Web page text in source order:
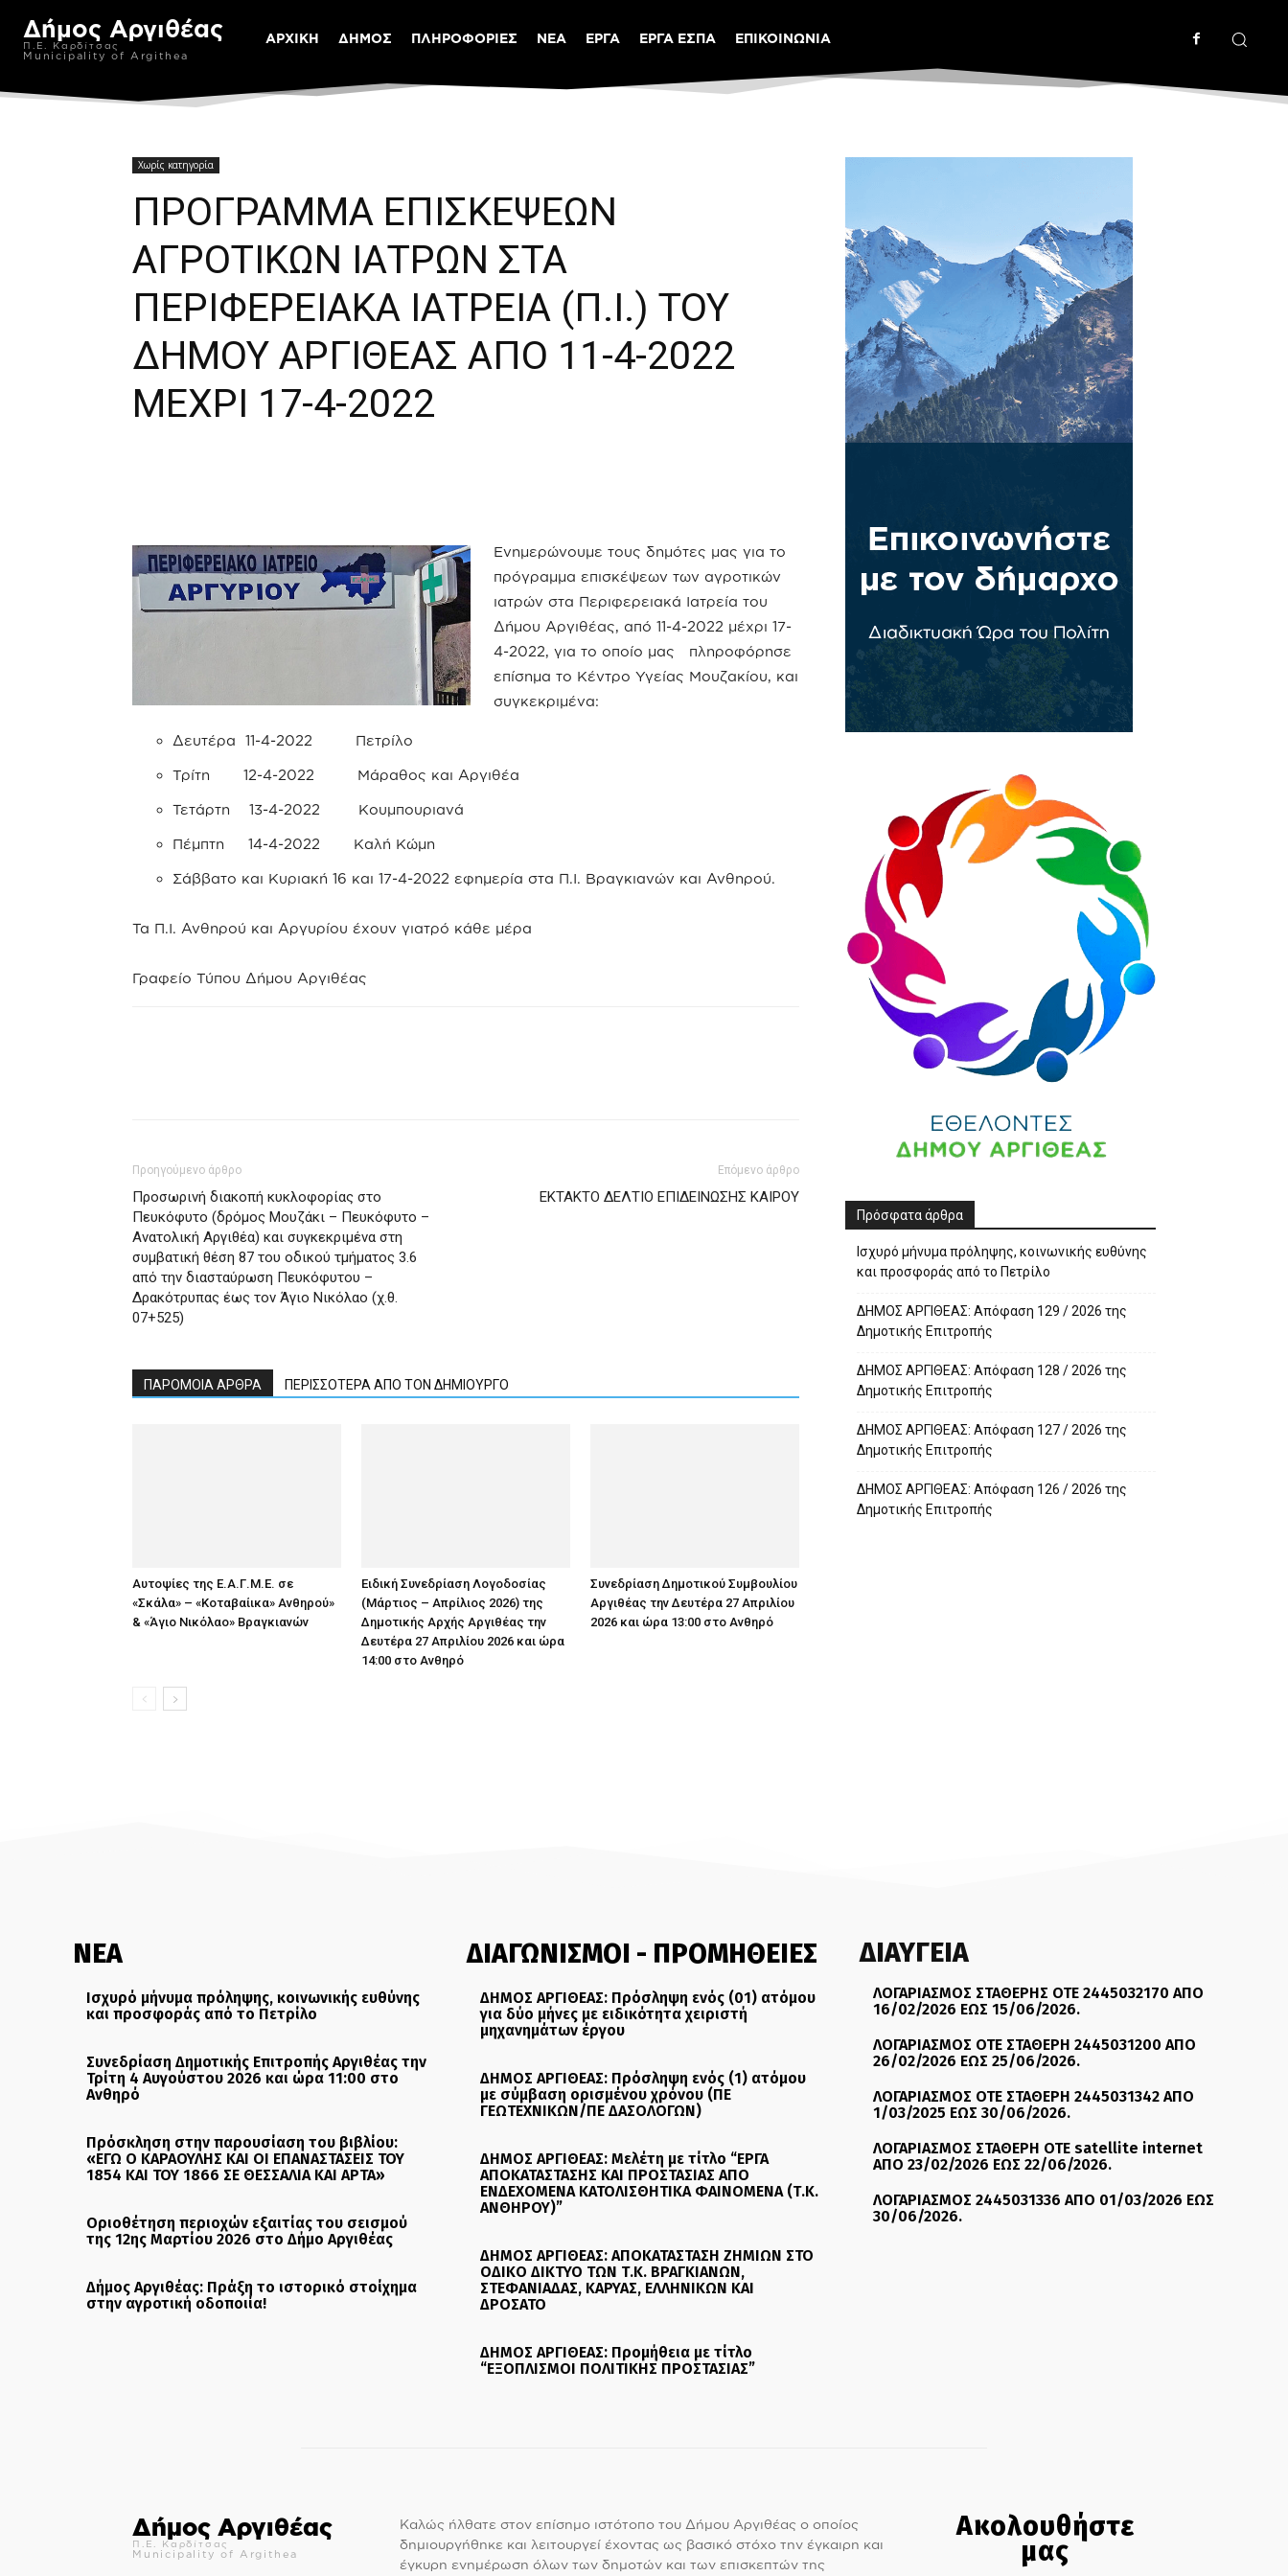
Δήμος Αργιθέας
Π.Ε. Καρδίτσας
Municipality of Argithea
ΑΡΧΙΚΗ ΔΗΜΟΣ ΠΛΗΡΟΦΟΡΙΕΣ ΝΕΑ ΕΡΓΑ ΕΡΓΑ ΕΣΠΑ ΕΠΙΚΟΙΝΩΝΙΑ
Χωρίς κατηγορία
ΠΡΟΓΡΑΜΜΑ ΕΠΙΣΚΕΨΕΩΝ
ΑΓΡΟΤΙΚΩΝ ΙΑΤΡΩΝ ΣΤΑ
ΠΕΡΙΦΕΡΕΙΑΚΑ ΙΑΤΡΕΙΑ (Π.Ι.) ΤΟΥ
ΔΗΜΟΥ ΑΡΓΙΘΕΑΣ ΑΠΟ 11-4-2022
ΜΕΧΡΙ 17-4-2022
Ενημερώνουμε τους δημότες μας για το
πρόγραμμα επισκέψεων των αγροτικών
ιατρών στα Περιφερειακά Ιατρεία του
Δήμου Αργιθέας, από 11-4-2022 μέχρι 17-
4-2022, για το οποίο μας πληροφόρησε
επίσημα το Κέντρο Υγείας Μουζακίου, και
συγκεκριμένα:
Δευτέρα 11-4-2022 Πετρίλο
Τρίτη 12-4-2022 Μάραθος και Αργιθέα
Τετάρτη 13-4-2022 Κουμπουριανά
Πέμπτη 14-4-2022 Καλή Κώμη
Σάββατο και Κυριακή 16 και 17-4-2022 εφημερία στα Π.Ι. Βραγκιανών και Ανθηρού.
Τα Π.Ι. Ανθηρού και Αργυρίου έχουν γιατρό κάθε μέρα
Γραφείο Τύπου Δήμου Αργιθέας
Προηγούμενο άρθρο
Προσωρινή διακοπή κυκλοφορίας στο
Πευκόφυτο (δρόμος Μουζάκι – Πευκόφυτο –
Ανατολική Αργιθέα) και συγκεκριμένα στη
συμβατική θέση 87 του οδικού τμήματος 3.6
από την διασταύρωση Πευκόφυτου –
Δρακότρυπας έως τον Άγιο Νικόλαο (χ.θ.
07+525)
Επόμενο άρθρο
ΕΚΤΑΚΤΟ ΔΕΛΤΙΟ ΕΠΙΔΕΙΝΩΣΗΣ ΚΑΙΡΟΥ
ΠΑΡΟΜΟΙΑ ΑΡΘΡΑ ΠΕΡΙΣΣΟΤΕΡΑ ΑΠΟ ΤΟΝ ΔΗΜΙΟΥΡΓΟ
Αυτοψίες της Ε.Α.Γ.Μ.Ε. σε
«Σκάλα» – «Κοταβαίικα» Ανθηρού»
& «Άγιο Νικόλαο» Βραγκιανών
Ειδική Συνεδρίαση Λογοδοσίας
(Μάρτιος – Απρίλιος 2026) της
Δημοτικής Αρχής Αργιθέας την
Δευτέρα 27 Απριλίου 2026 και ώρα
14:00 στο Ανθηρό
Συνεδρίαση Δημοτικού Συμβουλίου
Αργιθέας την Δευτέρα 27 Απριλίου
2026 και ώρα 13:00 στο Ανθηρό
Πρόσφατα άρθρα
Ισχυρό μήνυμα πρόληψης, κοινωνικής ευθύνης
και προσφοράς από το Πετρίλο
ΔΗΜΟΣ ΑΡΓΙΘΕΑΣ: Απόφαση 129 / 2026 της
Δημοτικής Επιτροπής
ΔΗΜΟΣ ΑΡΓΙΘΕΑΣ: Απόφαση 128 / 2026 της
Δημοτικής Επιτροπής
ΔΗΜΟΣ ΑΡΓΙΘΕΑΣ: Απόφαση 127 / 2026 της
Δημοτικής Επιτροπής
ΔΗΜΟΣ ΑΡΓΙΘΕΑΣ: Απόφαση 126 / 2026 της
Δημοτικής Επιτροπής
ΝΕΑ
Ισχυρό μήνυμα πρόληψης, κοινωνικής ευθύνης
και προσφοράς από το Πετρίλο
Συνεδρίαση Δημοτικής Επιτροπής Αργιθέας την
Τρίτη 4 Αυγούστου 2026 και ώρα 11:00 στο
Ανθηρό
Πρόσκληση στην παρουσίαση του βιβλίου:
«ΕΓΩ Ο ΚΑΡΑΟΥΛΗΣ ΚΑΙ ΟΙ ΕΠΑΝΑΣΤΑΣΕΙΣ ΤΟΥ
1854 ΚΑΙ ΤΟΥ 1866 ΣΕ ΘΕΣΣΑΛΙΑ ΚΑΙ ΑΡΤΑ»
Οριοθέτηση περιοχών εξαιτίας του σεισμού
της 12ης Μαρτίου 2026 στο Δήμο Αργιθέας
Δήμος Αργιθέας: Πράξη το ιστορικό στοίχημα
στην αγροτική οδοποιία!
ΔΙΑΓΩΝΙΣΜΟΙ - ΠΡΟΜΗΘΕΙΕΣ
ΔΗΜΟΣ ΑΡΓΙΘΕΑΣ: Πρόσληψη ενός (01) ατόμου
για δύο μήνες με ειδικότητα χειριστή
μηχανημάτων έργου
ΔΗΜΟΣ ΑΡΓΙΘΕΑΣ: Πρόσληψη ενός (1) ατόμου
με σύμβαση ορισμένου χρόνου (ΠΕ
ΓΕΩΤΕΧΝΙΚΩΝ/ΠΕ ΔΑΣΟΛΟΓΩΝ)
ΔΗΜΟΣ ΑΡΓΙΘΕΑΣ: Μελέτη με τίτλο “ΕΡΓΑ
ΑΠΟΚΑΤΑΣΤΑΣΗΣ ΚΑΙ ΠΡΟΣΤΑΣΙΑΣ ΑΠΟ
ΕΝΔΕΧΟΜΕΝΑ ΚΑΤΟΛΙΣΘΗΤΙΚΑ ΦΑΙΝΟΜΕΝΑ (Τ.Κ.
ΑΝΘΗΡΟΥ)”
ΔΗΜΟΣ ΑΡΓΙΘΕΑΣ: ΑΠΟΚΑΤΑΣΤΑΣΗ ΖΗΜΙΩΝ ΣΤΟ
ΟΔΙΚΟ ΔΙΚΤΥΟ ΤΩΝ Τ.Κ. ΒΡΑΓΚΙΑΝΩΝ,
ΣΤΕΦΑΝΙΑΔΑΣ, ΚΑΡΥΑΣ, ΕΛΛΗΝΙΚΩΝ ΚΑΙ
ΔΡΟΣΑΤΟ
ΔΗΜΟΣ ΑΡΓΙΘΕΑΣ: Προμήθεια με τίτλο
“ΕΞΟΠΛΙΣΜΟΙ ΠΟΛΙΤΙΚΗΣ ΠΡΟΣΤΑΣΙΑΣ”
ΔΙΑΥΓΕΙΑ
ΛΟΓΑΡΙΑΣΜΟΣ ΣΤΑΘΕΡΗΣ ΟΤΕ 2445032170 ΑΠΟ
16/02/2026 ΕΩΣ 15/06/2026.
ΛΟΓΑΡΙΑΣΜΟΣ ΟΤΕ ΣΤΑΘΕΡΗ 2445031200 ΑΠΟ
26/02/2026 ΕΩΣ 25/06/2026.
ΛΟΓΑΡΙΑΣΜΟΣ ΟΤΕ ΣΤΑΘΕΡΗ 2445031342 ΑΠΟ
1/03/2025 ΕΩΣ 30/06/2026.
ΛΟΓΑΡΙΑΣΜΟΣ ΣΤΑΘΕΡΗ ΟΤΕ satellite internet
ΑΠΟ 23/02/2026 ΕΩΣ 22/06/2026.
ΛΟΓΑΡΙΑΣΜΟΣ 2445031336 ΑΠΟ 01/03/2026 ΕΩΣ
30/06/2026.
Δήμος Αργιθέας
Π.Ε. Καρδίτσας
Municipality of Argithea
Καλώς ήλθατε στον επίσημο ιστότοπο του Δήμου Αργιθέας ο οποίος
δημιουργήθηκε και λειτουργεί έχοντας ως βασικό στόχο την έγκαιρη και
έγκυρη ενημέρωση όλων των δημοτών και των επισκεπτών της
Ακολουθήστε
μας